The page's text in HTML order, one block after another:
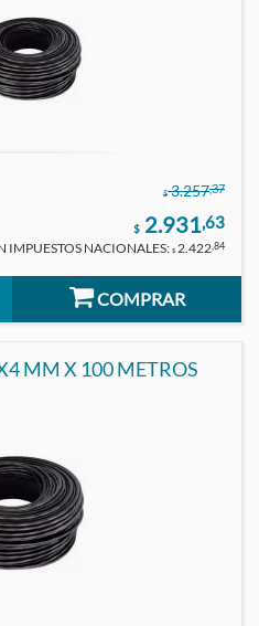
$ 3.257,37
$ 2.931,63
IMPUESTOS NACIONALES: $ 2.422,84
COMPRAR
MM X 100 METROS